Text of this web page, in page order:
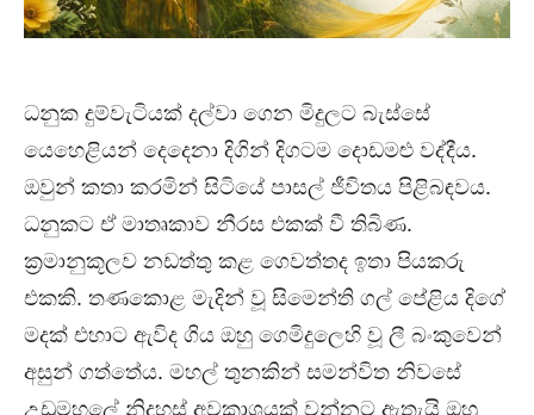
ධනුක දුම්වැටියක් දල්වා ගෙන මිදුලට බැස්සේ
යෙහෙළියන් දෙදෙනා දිගින් දිගටම දොඩමළු වද්දීය.
ඔවුන් කතා කරමින් සිටියේ පාසල් ජීවිතය පිළිබඳවය.
ධනුකට ඒ මාතෘකාව නීරස එකක් වී තිබිණ.
ක්‍රමානුකූලව නඩත්තු කළ ගෙවත්තද ඉතා පියකරු
එකකි. තණකොළ මැදින් වූ සිමෙන්ති ගල් පේළිය දිගේ
මදක් එහාට ඇවිද ගිය ඔහු ගෙමිදුලෙහි වූ ලී බංකුවෙන්
අසුන් ගත්තේය. මහල් තුනකින් සමන්විත නිවසේ
උඩුමහලේ නිදහස් අවකාශයක් වන්නට ඇතැයි ඔහු